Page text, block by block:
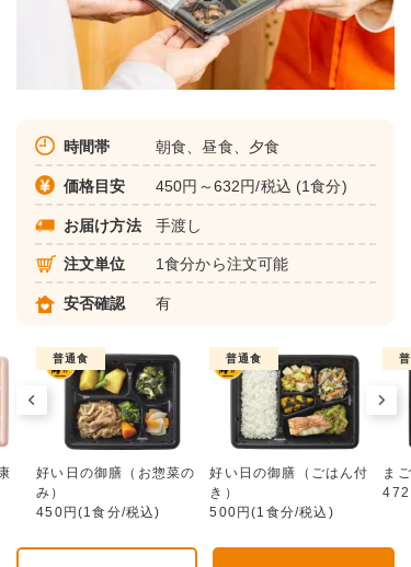
時間帯 朝食、昼食、夕食
価格目安 450円～632円/税込 (1食分)
お届け方法 手渡し
注文単位 1食分から注文可能
安否確認 有
普通食
好い日の御膳（お惣菜の
み）
450円(1食分/税込)
普通食
好い日の御膳（ごはん付
き）
500円(1食分/税込)
ま